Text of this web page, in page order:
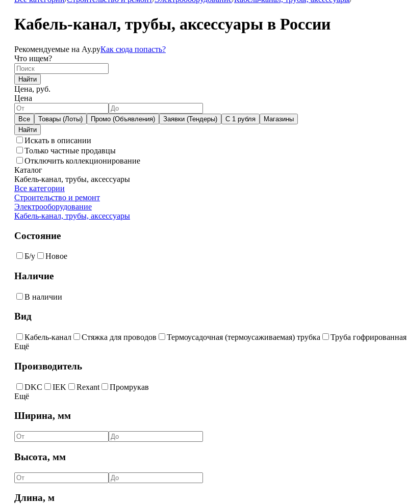
Кабель-канал, трубы, аксессуары в России
Рекомендуемые на Ау.руКак сюда попасть?
Что ищем?
Найти
Цена, руб.
Цена
Все Товары (Лоты) Промо (Объявления) Заявки (Тендеры) С 1 рубля Магазины
Искать в описании
Только частные продавцы
Отключить коллекционирование
Каталог
Кабель-канал, трубы, аксессуары
Все категории
Строительство и ремонт
Электрооборудование
Кабель-канал, трубы, аксессуары
Состояние
Б/у Новое
Наличие
В наличии
Вид
Кабель-канал Стяжка для проводов Термоусадочная (термоусаживаемая) трубка
Труба гофрированная
Ещё
Производитель
DKC IEK Rexant
Промрукав
Ещё
Ширина, мм
Высота, мм
Длина, м